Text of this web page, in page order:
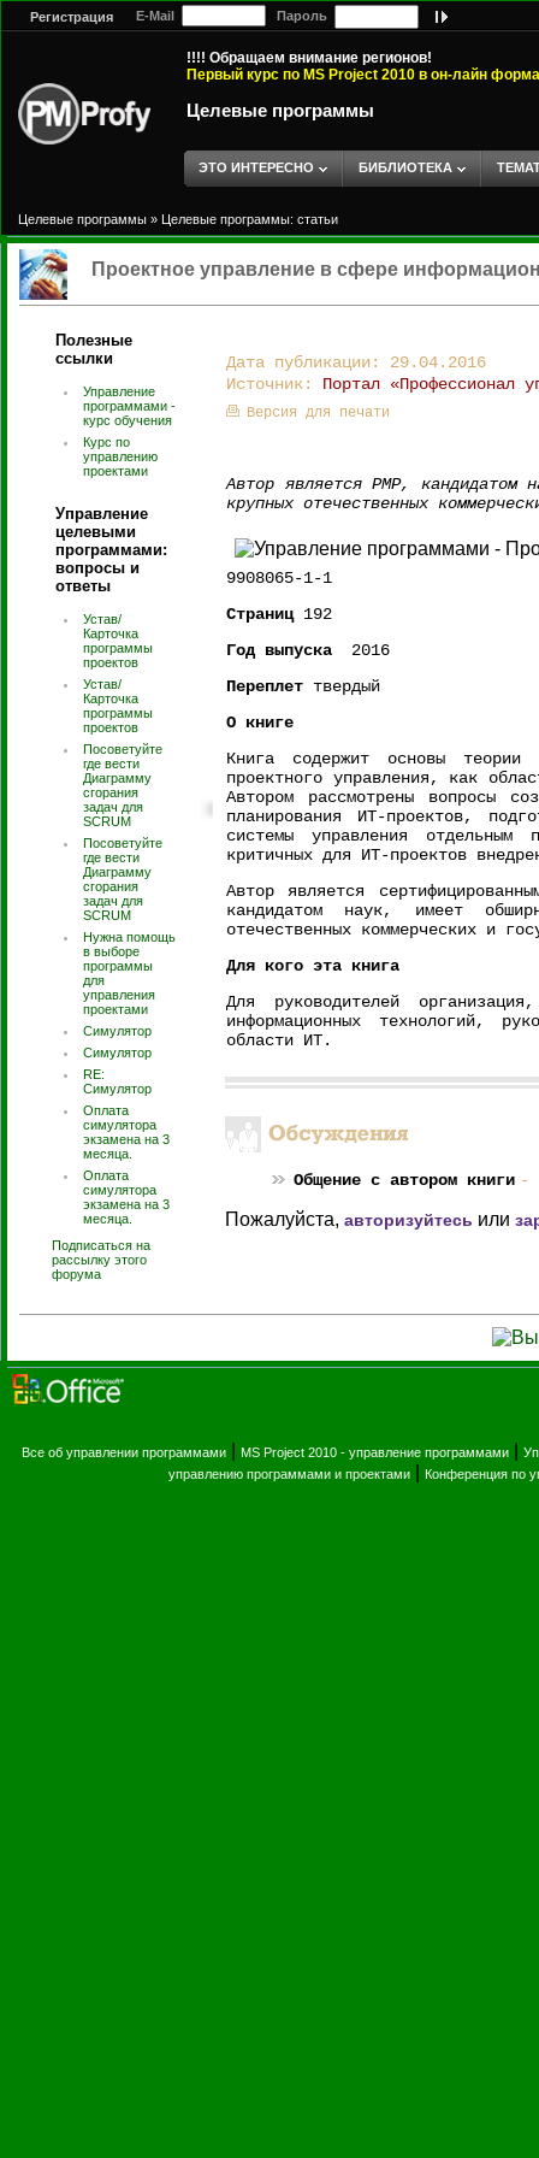
Регистрация E-Mail Пароль
!!!! Обращаем внимание регионов!
Первый курс по MS Project 2010 в он-лайн
Целевые программы
ЭТО ИНТЕРЕСНО БИБЛИОТЕКА
Целевые программы » Целевые программы: статьи
Проектное управление в сфере
Полезные
ссылки
Управление
программами -
курс обучения
Курс по
управлению
проектами
Управление
целевыми
программами:
вопросы и
ответы
Устав/
Карточка
программы
проектов
Устав/
Карточка
программы
проектов
Посоветуйте
где вести
Диаграмму
сгорания
задач для
SCRUM
Посоветуйте
где вести
Диаграмму
сгорания
задач для
SCRUM
Нужна помощь
в выборе
программы
для
управления
проектами
Симулятор
Симулятор
RE:
Симулятор
Оплата
симулятора
экзамена на 3
месяца.
Оплата
симулятора
экзамена на 3
месяца.
Подписаться на
рассылку этого
форума
Дата публикации: 29.04.2016
Источник: Портал «Профессионал
Версия для печати
Автор является PMP, кандидатом
крупных отечественных
9908065-1-1
Страниц192
Год выпуска 2016
Переплет твердый
О книге
Книга содержит основы теории
проектного управления, как
Автором рассмотрены вопросы
планирования ИТ-проектов,
системы управления отдельным
критичных для ИТ-проектов
Автор является
кандидатом наук, имеет
отечественных коммерческих и
Для кого эта книга
Для руководителей
информационных технологий,
области ИТ.
Общение с автором книги -
Пожалуйста, авторизуйтесь или
Все об управлении программами MS Project 2010 - управление программами
управлению программами и проектами| Конференция по